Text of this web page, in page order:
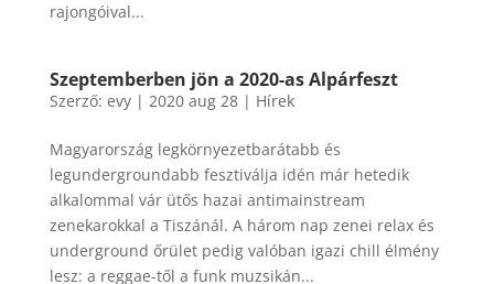
rajongóival...
Szeptemberben jön a 2020-as Alpárfeszt
Szerző: evy| 2020 aug 28| Hírek
Magyarország legkörnyezetbarátabb és
legundergroundabb fesztiválja idén már hetedik
alkalommal vár ütős hazai antimainstream
zenekarokkal a Tiszánál. A három nap zenei relax és
underground őrület pedig valóban igazi chill élmény
lesz: a reggae-től a funk muzsikán...